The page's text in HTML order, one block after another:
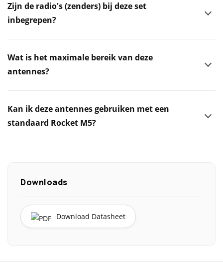
Zijn de radio's (zenders) bij deze set
inbegrepen?
Wat is het maximale bereik van deze
antennes?
Kan ik deze antennes gebruiken met een
standaard Rocket M5?
Downloads
Download Datasheet